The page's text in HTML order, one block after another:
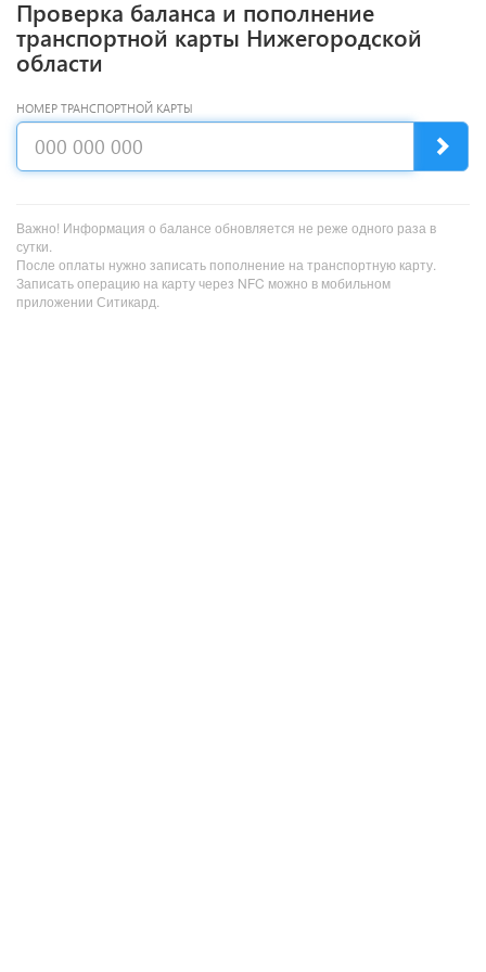
Проверка баланса и пополнение
транспортной карты Нижегородской
области
НОМЕР ТРАНСПОРТНОЙ КАРТЫ
Важно! Информация о балансе обновляется не реже одного раза в
сутки.
После оплаты нужно записать пополнение на транспортную карту.
Записать операцию на карту через NFC можно в мобильном
приложении Ситикард.